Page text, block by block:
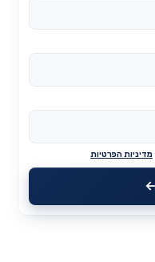
מדיניות הפרטיות